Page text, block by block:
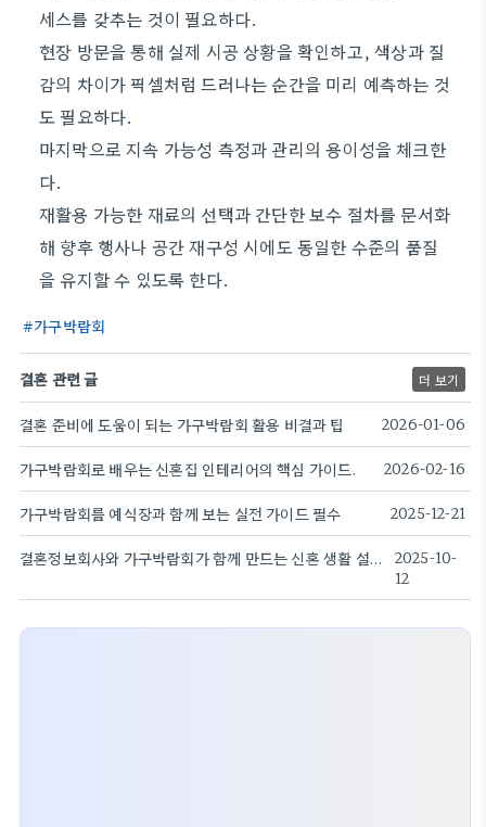
세스를 갖추는 것이 필요하다.
현장 방문을 통해 실제 시공 상황을 확인하고, 색상과 질
감의 차이가 픽셀처럼 드러나는 순간을 미리 예측하는 것
도 필요하다.
마지막으로 지속 가능성 측정과 관리의 용이성을 체크한
다.
재활용 가능한 재료의 선택과 간단한 보수 절차를 문서화
해 향후 행사나 공간 재구성 시에도 동일한 수준의 품질
을 유지할 수 있도록 한다.
가구박람회
결혼 관련 글 더 보기
결혼 준비에 도움이 되는 가구박람회 활용 비결과 팁 2026-01-06
가구박람회로 배우는 신혼집 인테리어의 핵심 가이드. 2026-02-16
가구박람회를 예식장과 함께 보는 실전 가이드 필수 2025-12-21
결혼정보회사와 가구박람회가 함께 만드는 신혼 생활 설계의 길
2025-10-
12